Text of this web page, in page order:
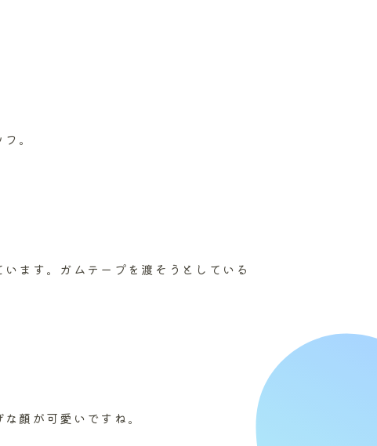
。
ます。ガムテープを渡そうとしている
顔が可愛いですね。